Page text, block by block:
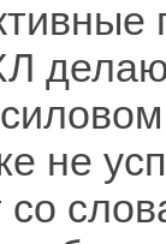
не
со